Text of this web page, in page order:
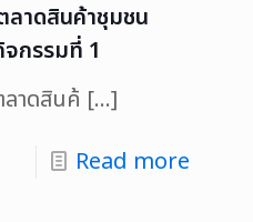
ลาดสินค้าชุมชน
กรรมที่ 1
ลาดสินค้ […]
Read more